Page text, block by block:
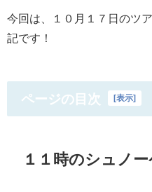
今回は、１０月１７日のツ
記です！
ページの目次 [表示]
１１時のシュノ